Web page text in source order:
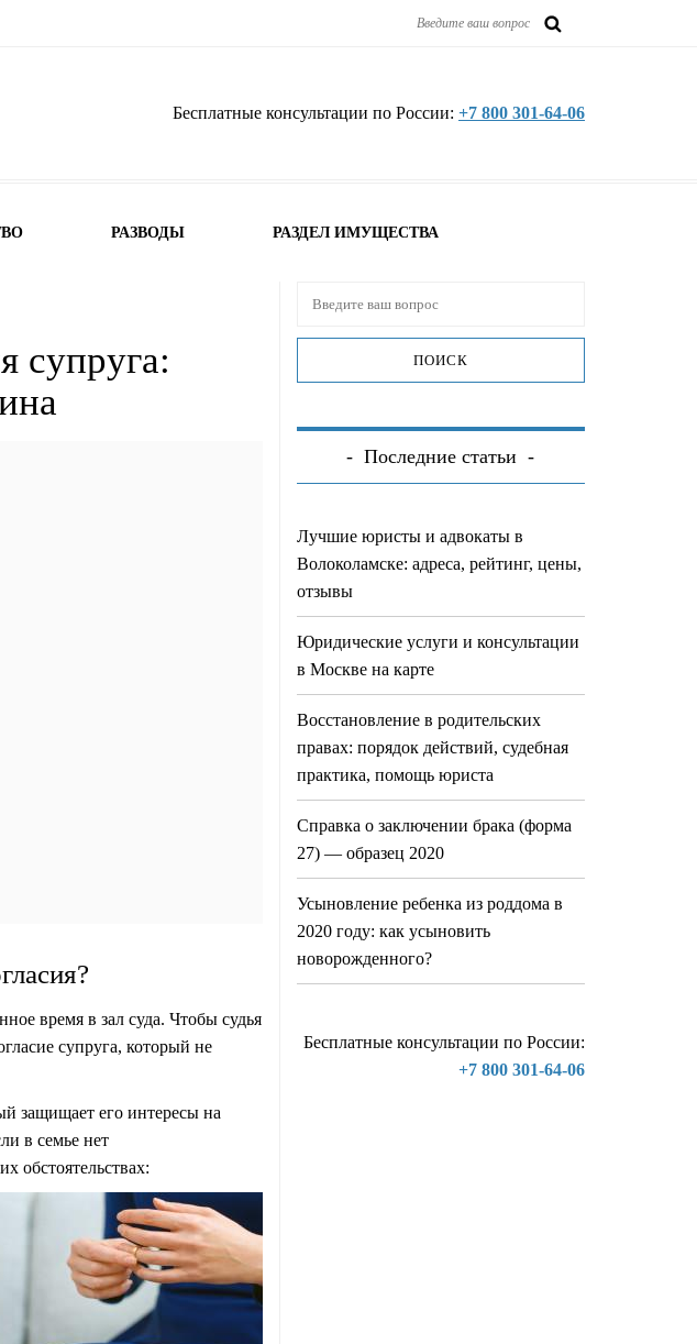
Бесплатные консультации по России: +7 800 301-64-06
РАЗВОДЫ РАЗДЕЛ ИМУЩЕСТВА
супруга:
время в зал суда. Чтобы судья
супруга, который не
защищает его интересы на
в семье нет
обстоятельствах:
Последние статьи
Лучшие юристы и адвокаты в
Волоколамске: адреса, рейтинг, цены,
отзывы
Юридические услуги и консультации
в Москве на карте
Восстановление в родительских
правах: порядок действий, судебная
практика, помощь юриста
Справка о заключении брака (форма
27) — образец 2020
Усыновление ребенка из роддома в
2020 году: как усыновить
новорожденного?
Бесплатные консультации по России:
+7 800 301-64-06